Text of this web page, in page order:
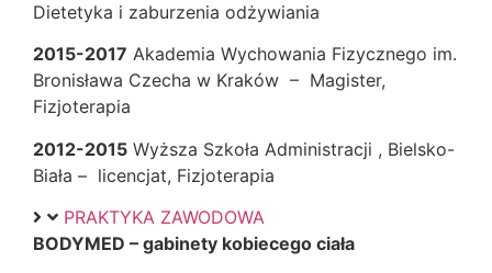
Dietetyka i zaburzenia odżywiania
2015-2017 Akademia Wychowania Fizycznego im.
Bronisława Czecha w Kraków – Magister,
Fizjoterapia
2012-2015 Wyższa Szkoła Administracji , Bielsko-
Biała – licencjat, Fizjoterapia
PRAKTYKA ZAWODOWA
BODYMED – gabinety kobiecego ciała